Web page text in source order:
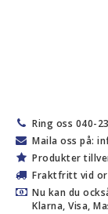
Ring oss 040-
Maila oss på:
Produkter
Fraktfritt vid
Nu kan du
Klarna, Visa,